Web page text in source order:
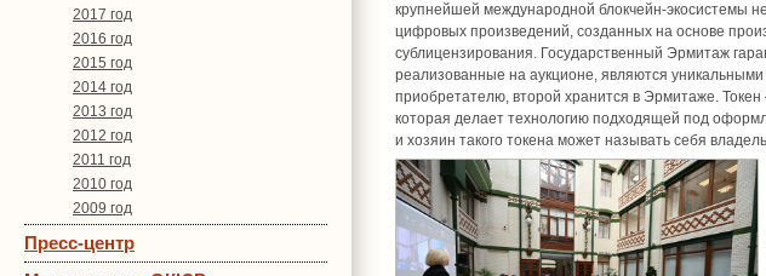
2017 год
2016 год
2015 год
2014 год
2013 год
2012 год
2011 год
2010 год
2009 год
Пресс-центр
крупнейшей международной блокчейн-экосистемы
цифровых произведений, созданных на основе
сублицензирования. Государственный Эрмитаж
реализованные на аукционе, являются
приобретателю, второй хранится в Эрмитаже.
которая делает технологию подходящей под
и хозяин такого токена может называть себя